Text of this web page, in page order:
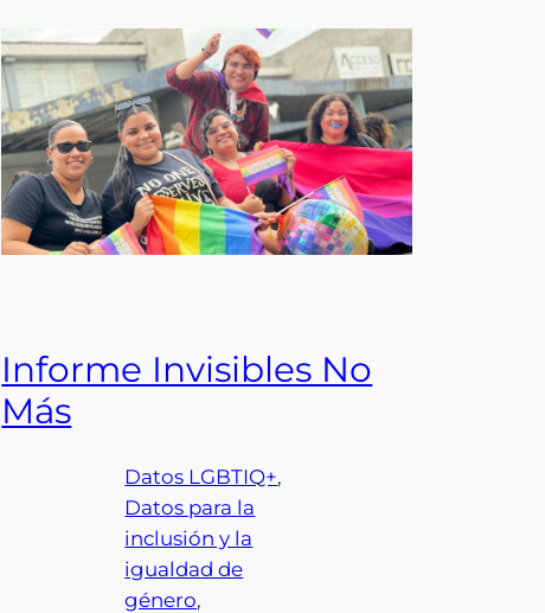
Informe Invisibles No
Más
Datos LGBTIQ+
Datos para la
inclusión y la
igualdad de
género